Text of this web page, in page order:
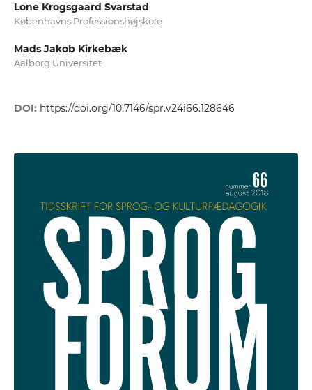
Lone Krogsgaard Svarstad
Københavns Professionshøjskole
Mads Jakob Kirkebæk
Aalborg Universitet
DOI: https://doi.org/10.7146/spr.v24i66.128646